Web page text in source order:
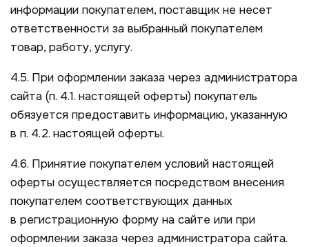
информации покупателем, поставщик не несет
ответственности за выбранный покупателем
товар, работу, услугу.
4.5. При оформлении заказа через администратора
сайта (п. 4.1. настоящей оферты) покупатель
обязуется предоставить информацию, указанную
в п. 4.2. настоящей оферты.
4.6. Принятие покупателем условий настоящей
оферты осуществляется посредством внесения
покупателем соответствующих данных
в регистрационную форму на сайте или при
оформлении заказа через администратора сайта.